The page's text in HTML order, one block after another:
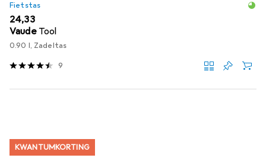
Fietstas
EUR
24,33
Vaude Tool
0.90 l, Zadeltas
9
KWANTUMKORTING